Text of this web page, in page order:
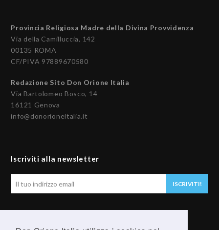
Provincia Religiosa Madre della Divina Provvidenza
Via della Camilluccia, 142
00135 ROMA
CF/PIVA 97889670580
Redazione Sito Don Orione Italia
Via Bartolomeo Bosco, 14
16121 Genova
info@donorioneitalia.it
Iscriviti alla newsletter
ISCRIVITI!